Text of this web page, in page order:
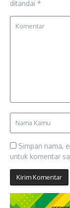
ditandai *
Simpan nama,
untuk komentar